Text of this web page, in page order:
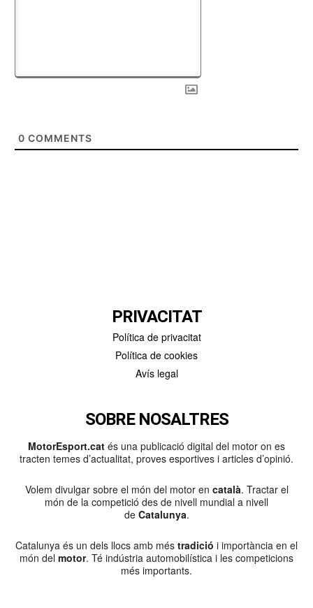
0 COMMENTS
PRIVACITAT
Política de privacitat
Política de cookies
Avís legal
SOBRE NOSALTRES
MotorEsport.cat és una publicació digital del motor on es
tracten temes d’actualitat, proves esportives i articles d’opinió.
Volem divulgar sobre el món del motor en català. Tractar el
món de la competició des de nivell mundial a nivell
de Catalunya.
Catalunya és un dels llocs amb més tradició i importància en el
món del motor. Té indústria automobilística i les competicions
més importants.